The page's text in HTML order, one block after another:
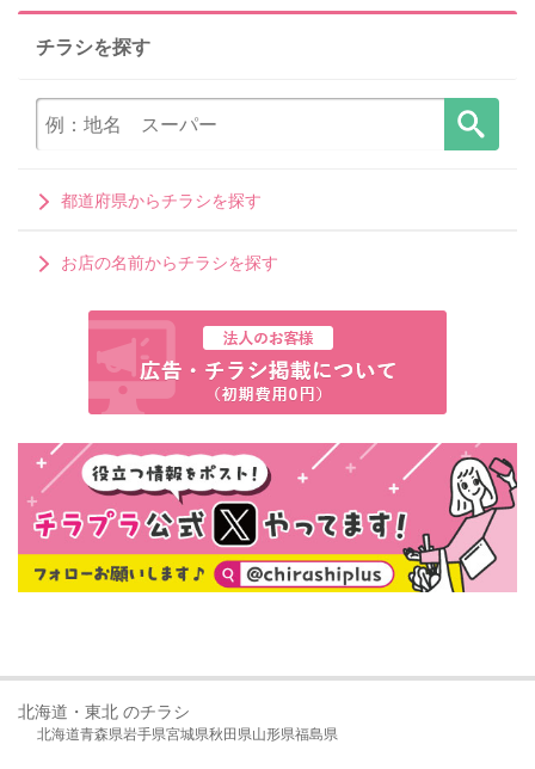
チラシを探す
都道府県からチラシを探す
お店の名前からチラシを探す
北海道・東北 のチラシ
北海道青森県岩手県宮城県秋田県山形県福島県